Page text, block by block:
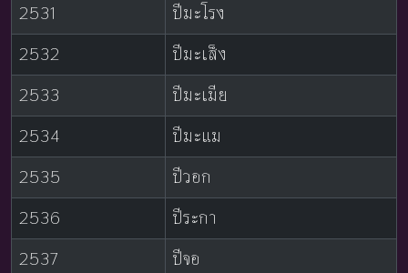
2531
ปีมะโรง
2532
ปีมะเส็ง
2533
ปีมะเมีย
2534
ปีมะแม
2535
ปีวอก
2536
ปีระกา
2537
ปีจอ